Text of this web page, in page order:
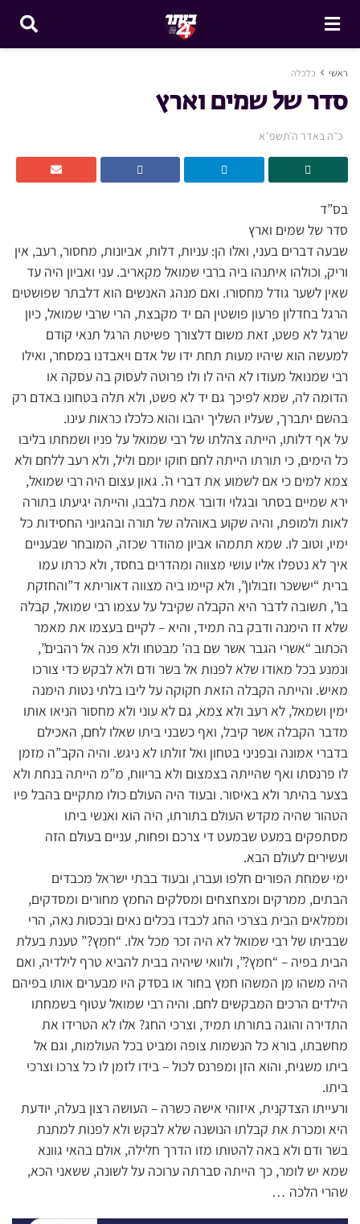
ראשי כלכלה
סדר של שמים וארץ
כ״ה באדר ה׳תשפ״א
בס”ד
סדר של שמים וארץ
שבעה דברים בעני, ואלו הן: עניות, דלות, אביונות, מחסור, רעב, אין
וריק, וכולהו איתנהו ביה ברבי שמואל מקאריב. עני ואביון היה עד
שאין לשער גודל מחסורו. ואם מנהג האנשים הוא דלבתר שפושטים
הרגל בחדלון פרעון פושטין הם יד מקבצת, הרי שרבי שמואל, כיון
שרגל לא פשט, זאת משום דלצורך פשיטת הרגל תנאי קודם
למעשה הוא שיהיו מעות תחת ידו של אדם ויאבדנו במסחר, ואילו
רבי שמנואל מעודו לא היה לו ולו פרוטה לעסוק בה עסקה או
הדומה לה, שמא לפיכך גם יד לא פשט, ולא תלה בטחונו באדם רק
בהשם יתברך, שעליו השליך יהבו והוא כלכלו כראות עינו.
על אף דלותו, הייתה צהלתו של רבי שמואל על פניו ושמחתו בליבו
כל הימים, כי תורתו הייתה לחם חוקו יומם וליל, ולא רעב ללחם ולא
צמא למים כי אם לשמוע את דברי ה’. גאון עצום היה רבי שמואל,
ירא שמיים בסתר ובגלוי ודובר אמת בלבבו, והייתה יגיעתו בתורה
לאות ולמופת, והיה שקוע באוהלה של תורה ובהגיוני החסידות כל
ימיו, וטוב לו. שמא תתמהו אביון מהודר שכזה, המובחר שבעניים
איך לא נטפלו אליו עושי מצווה ומהדרים בחסד, ולא כרתו עמו
ברית “יששכר וזבולון”, ולא קיימו ביה מצווה דאוריתא ד”והחזקת
בו”, תשובה לדבר היא הקבלה שקיבל על עצמו רבי שמואל, קבלה
שלא זז הימנה ודבק בה תמיד, והיא – לקיים בעצמו את מאמר
הכתוב “אשרי הגבר אשר שם בה’ מבטחו ולא פנה אל רהבים”,
ונמנע בכל מאודו שלא לפנות אל בשר ודם ולא לבקש כדי צורכו
מאיש. והייתה הקבלה הזאת חקוקה על ליבו בלתי נטות הימנה
ימין ושמאל, לא רעב ולא צמא, גם לא עוני ולא מחסור הניאו אותו
מדבר הקבלה אשר קיבל, ואף כשבני ביתו שאלו לחם, האכילם
בדברי אמונה ובפניני בטחון ואל זולתו לא ניגש. והיה הקב”ה מזמן
לו פרנסתו ואף שהייתה בצמצום ולא בריווח, מ”מ הייתה בנחת ולא
בצער בהיתר ולא באיסור. ובעוד היה העולם כולו מתקיים בהבל פיו
הטהור שהיה מקדש העולם בתורתו, היה הוא ואנשי ביתו
מסתפקים במעט שבמעט די צרכם ופחות, עניים בעולם הזה
ועשירים לעולם הבא.
ימי שמחת הפורים חלפו ועברו, ובעוד בבתי ישראל מכבדים
הבתים, ממרקים ומצחצחים ומסלקים החמץ מחורים ומסדקים,
וממלאים הבית בצרכי החג לכבדו בכלים נאים ובכסות נאה, הרי
שבביתו של רבי שמואל לא היה זכר מכל אלו. “חמץ?” טענת בעלת
הבית בפיה – “חמץ?”, ולוואי שיהיה בבית להביא טרף לילדיה, ואם
היה משהו מן המשהו חמץ בחור או בסדק היו מבערים אותו בפיהם
הילדים הרכים המבקשים לחם. והיה רבי שמואל עטוף בשמחתו
התדירה והוגה בתורתו תמיד, וצרכי החג? אלו לא הטרידו את
מחשבתו, בורא כל הנשמות צופה ומביט בכל העולמות, וגם אל
ביתו משגיח, והוא הזן ומפרנס לכול – בידו לזמן לו כל צרכו וצרכי
ביתו.
ורעייתו הצדקנית, איזוהי אישה כשרה – העושה רצון בעלה, יודעת
היא ומכרת את קבלתו הנושנה שלא לבקש ולא לפנות למתנת
בשר ודם ולא באה להטותו מזו הדרך חלילה, אולם בהאי גוונא
שמא יש לומר, כך הייתה סברתה ערוכה על לשונה, ששאני הכא,
שהרי הלכה …